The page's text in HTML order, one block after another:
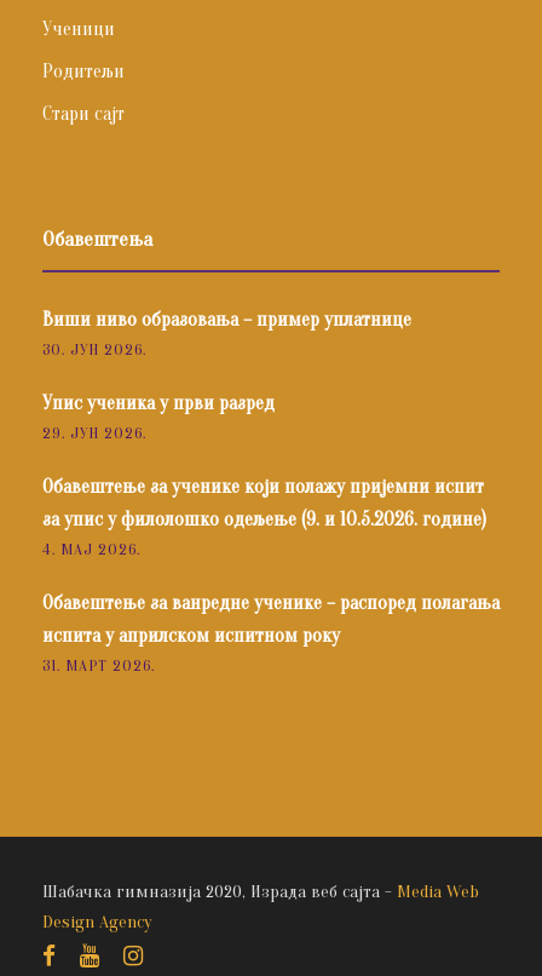
Ученици
Родитељи
Стари сајт
Обавештења
Виши ниво образовања – пример уплатнице
30. ЈУН 2026.
Упис ученика у први разред
29. ЈУН 2026.
Обавештење за ученике који полажу пријемни испит
за упис у филолошко одељење (9. и 10.5.2026. године)
4. МАЈ 2026.
Обавештење за ванредне ученике – распоред полагања
испита у априлском испитном року
31. МАРТ 2026.
Шабачка гимназија 2020, Израда веб сајта - Media Web
Design Agency